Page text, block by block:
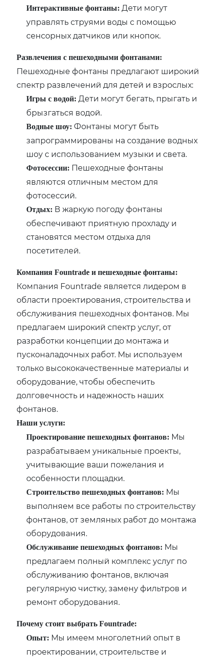
Интерактивные фонтаны: Дети могут
управлять струями воды с помощью
сенсорных датчиков или кнопок.
Развлечения с пешеходными фонтанами:
Пешеходные фонтаны предлагают широкий
спектр развлечений для детей и взрослых:
Игры с водой: Дети могут бегать, прыгать и
брызгаться водой.
Водные шоу: Фонтаны могут быть
запрограммированы на создание водных
шоу с использованием музыки и света.
Фотосессии: Пешеходные фонтаны
являются отличным местом для
фотосессий.
Отдых: В жаркую погоду фонтаны
обеспечивают приятную прохладу и
становятся местом отдыха для
посетителей.
Компания Fountrade и пешеходные фонтаны:
Компания Fountrade является лидером в
области проектирования, строительства и
обслуживания пешеходных фонтанов. Мы
предлагаем широкий спектр услуг, от
разработки концепции до монтажа и
пусконаладочных работ. Мы используем
только высококачественные материалы и
оборудование, чтобы обеспечить
долговечность и надежность наших
фонтанов.
Наши услуги:
Проектирование пешеходных фонтанов: Мы
разрабатываем уникальные проекты,
учитывающие ваши пожелания и
особенности площадки.
Строительство пешеходных фонтанов: Мы
выполняем все работы по строительству
фонтанов, от земляных работ до монтажа
оборудования.
Обслуживание пешеходных фонтанов: Мы
предлагаем полный комплекс услуг по
обслуживанию фонтанов, включая
регулярную чистку, замену фильтров и
ремонт оборудования.
Почему стоит выбрать Fountrade:
Опыт: Мы имеем многолетний опыт в
проектировании, строительстве и